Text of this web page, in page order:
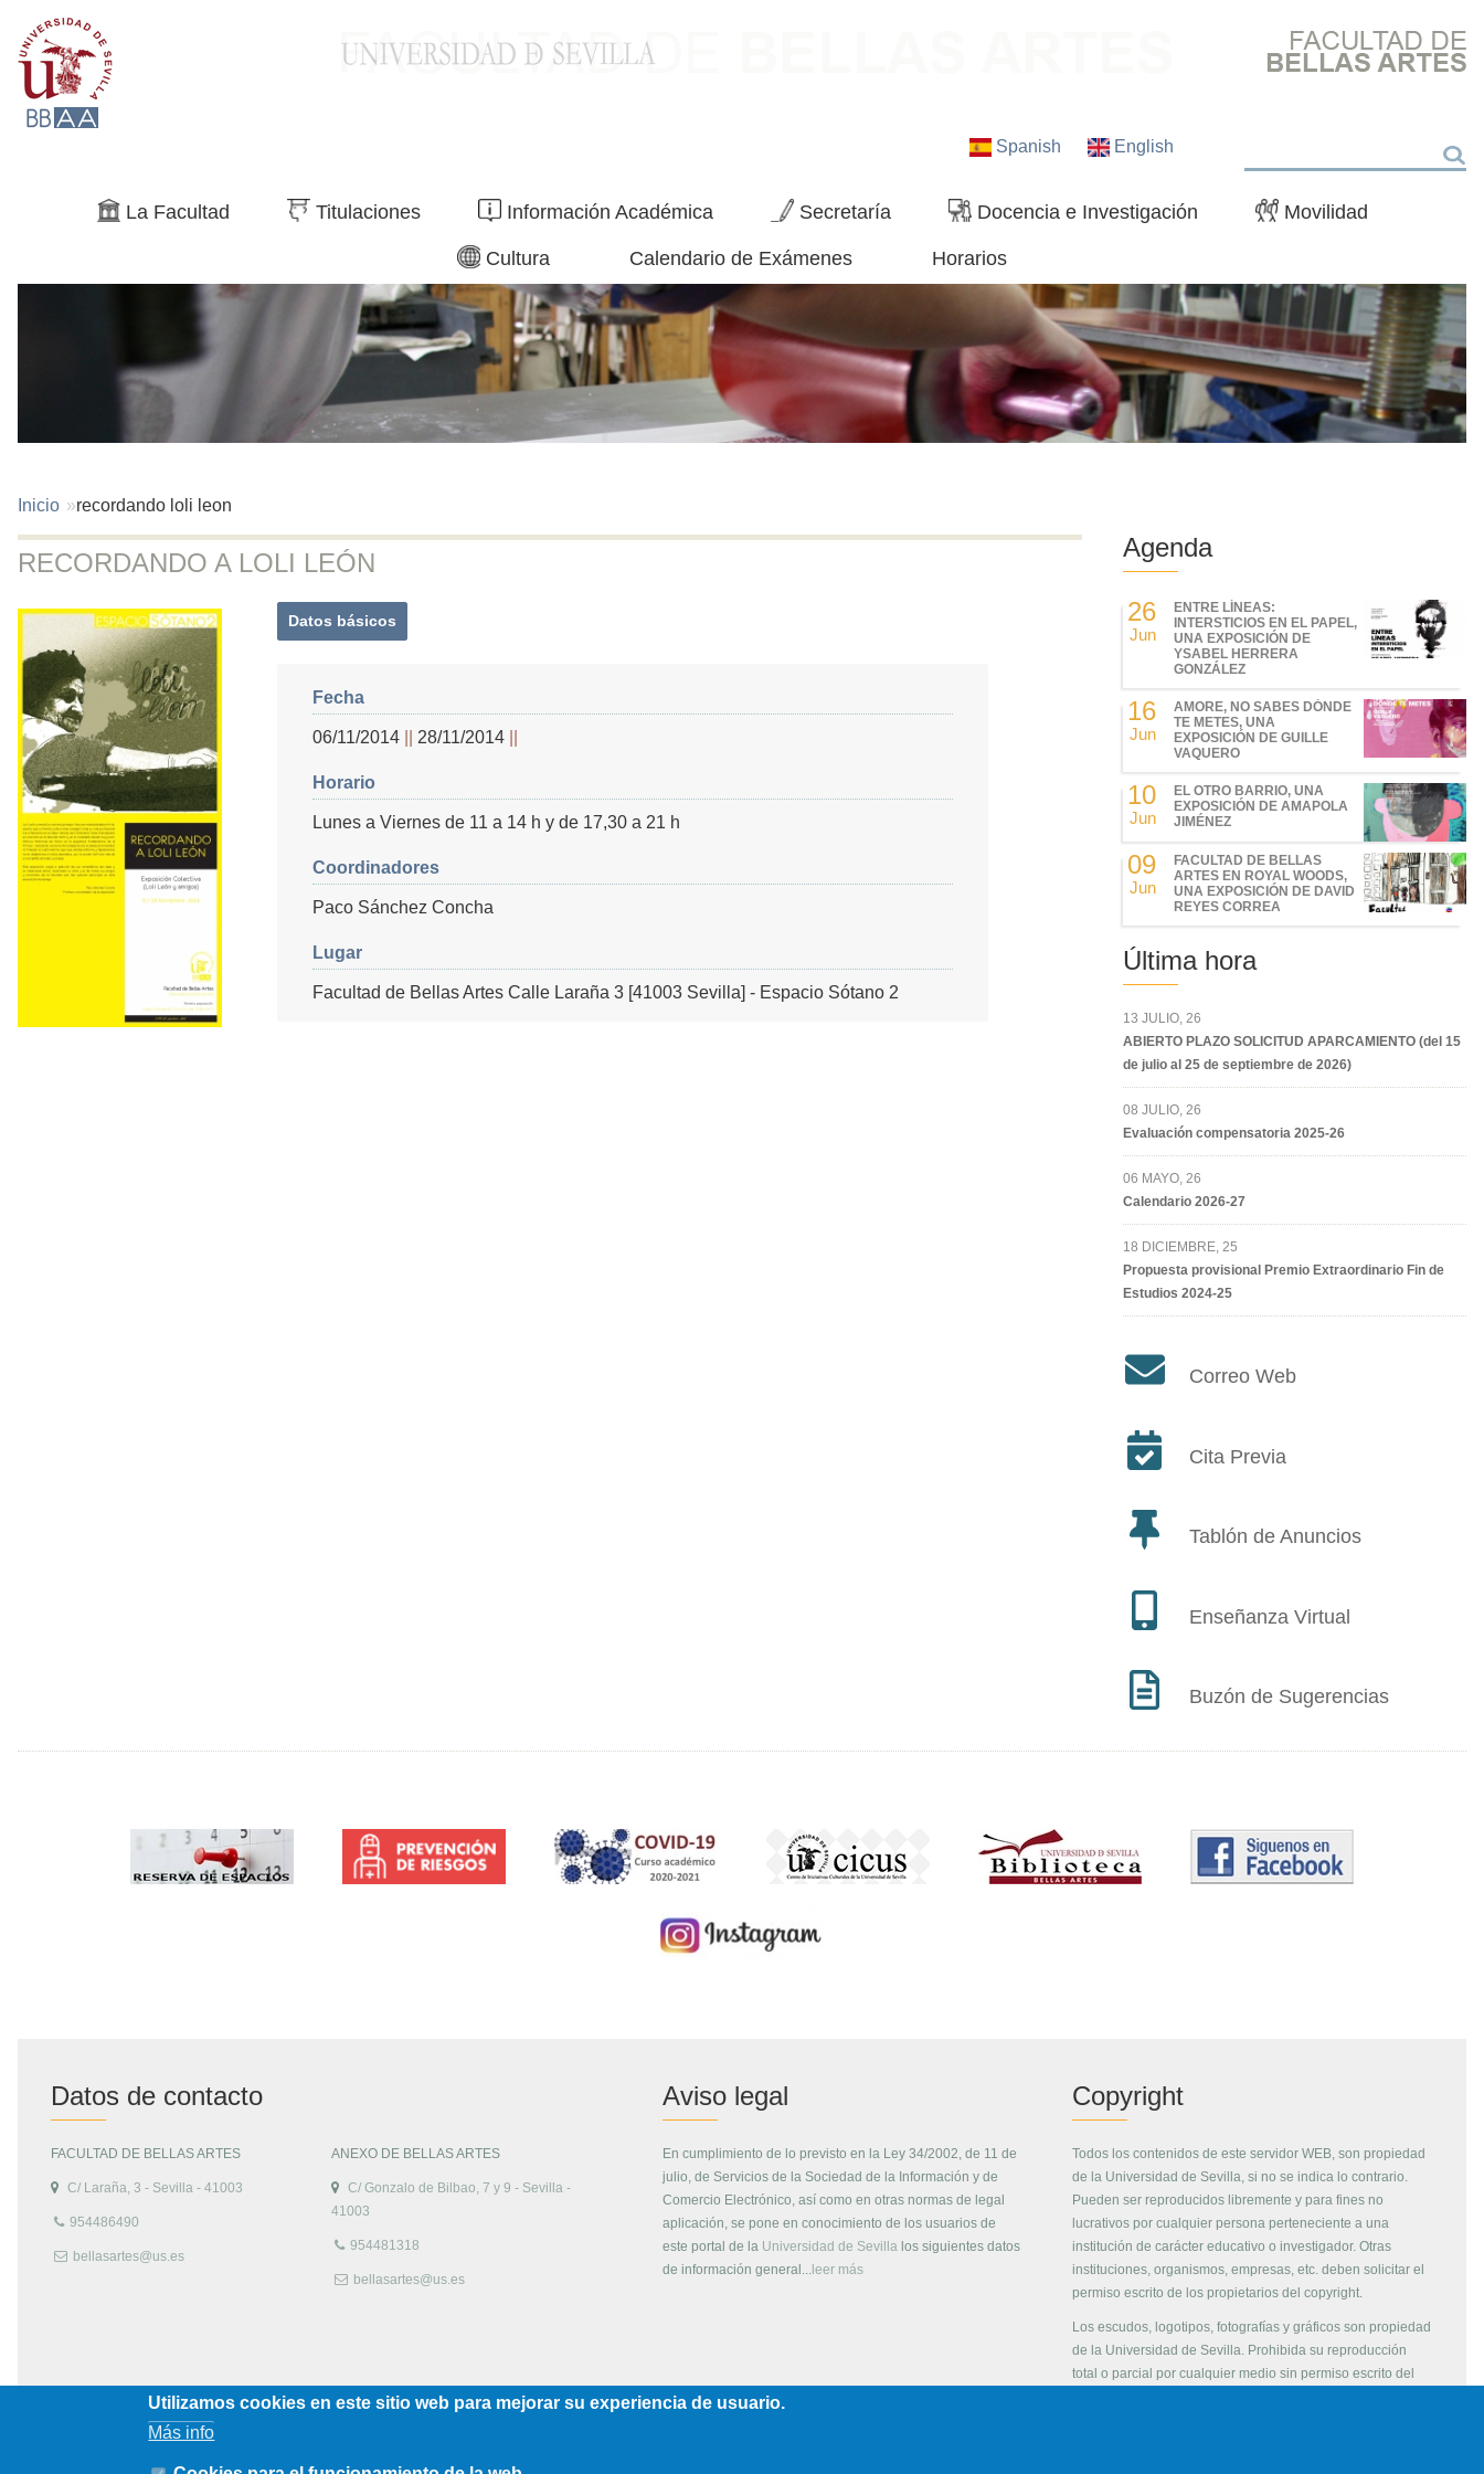
Spanish English
Buscar La Facultad Titulaciones Información Académica Secretaría Docencia e Investigación
Movilidad
Cultura
Calendario de Exámenes Horarios
You
here:
Inicio recordando loli leon
RECORDANDO A LOLI LEÓN
Datos básicos
(solapa
Fecha
06/11/2014 28/11/2014
Horario
Lunes a Viernes de 11 a 14 h y de 17,30 a 21 h
Coordinadores
Paco Sánchez Concha
Lugar
Facultad de Bellas Artes Calle Laraña 3 [41003 Sevilla] - Espacio Sótano 2
Agenda
26
Jun
ENTRE LÍNEAS:
INTERSTICIOS EN EL PAPEL,
UNA EXPOSICIÓN DE
YSABEL HERRERA
GONZÁLEZ
16
Jun
AMORE, NO SABES DÓNDE
TE METES, UNA
EXPOSICIÓN DE GUILLE
VAQUERO
10
Jun
EL OTRO BARRIO, UNA
EXPOSICIÓN DE AMAPOLA
JIMÉNEZ
09
Jun
FACULTAD DE BELLAS
ARTES EN ROYAL WOODS,
UNA EXPOSICIÓN DE DAVID
REYES CORREA
Última hora
13 JULIO, 26
ABIERTO PLAZO SOLICITUD APARCAMIENTO (del 15
de julio al 25 de septiembre de 2026)
08 JULIO, 26
Evaluación compensatoria 2025-26
06 MAYO, 26
Calendario 2026-27
18 DICIEMBRE, 25
Propuesta provisional Premio Extraordinario Fin de
Estudios 2024-25
Correo Web
Cita Previa
Tablón de Anuncios
Enseñanza Virtual
Buzón de Sugerencias
Datos de contacto
FACULTAD DE BELLAS ARTES
C/ Laraña, 3 - Sevilla - 41003
954486490
bellasartes@us.es
ANEXO DE BELLAS ARTES
C/ Gonzalo de Bilbao, 7 y 9 - Sevilla -
41003
954481318
bellasartes@us.es
Aviso legal
En cumplimiento de lo previsto en la Ley 34/2002, de 11 de
julio, de Servicios de la Sociedad de la Información y de
Comercio Electrónico, así como en otras normas de legal
aplicación, se pone en conocimiento de los usuarios de
este portal de la Universidad de Sevilla los siguientes datos
de información general... leer más
Copyright
Todos los contenidos de este servidor WEB, son propiedad
de la Universidad de Sevilla, si no se indica lo contrario.
Pueden ser reproducidos libremente y para fines no
lucrativos por cualquier persona perteneciente a una
institución de carácter educativo o investigador. Otras
instituciones, organismos, empresas, etc. deben solicitar el
permiso escrito de los propietarios del copyright.
Los escudos, logotipos, fotografías y gráficos son propiedad
de la Universidad de Sevilla. Prohibida su reproducción
total o parcial por cualquier medio sin permiso escrito del
Utilizamos cookies en este sitio web para mejorar su experiencia de usuario.
Más info